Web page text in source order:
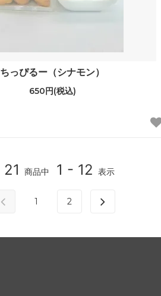
ちっぴるー（シナモン）
650円(税込)
21 商品中 1 - 12 表示
1 2